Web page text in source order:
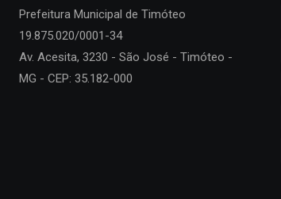
Prefeitura Municipal de Timóteo
19.875.020/0001-34
Av. Acesita, 3230 - São José - Timóteo -
MG - CEP: 35.182-000